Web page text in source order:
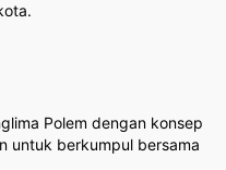
Polem dengan konsep
untuk berkumpul bersama